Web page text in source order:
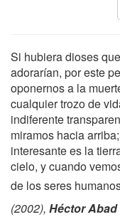
Si hubiera dioses
adorarían, por este
oponernos a la
cualquier trozo de
indiferente
miramos hacia
interesante es la
cielo, y cuando
de los seres
(2002), Héctor